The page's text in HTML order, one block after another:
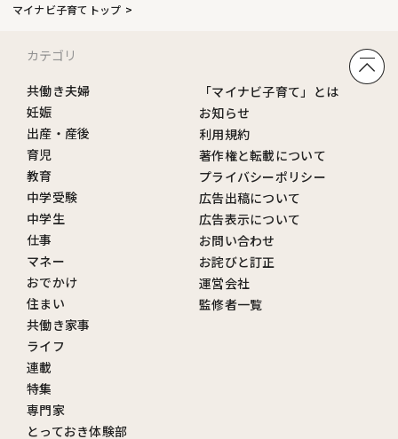
マイナビ子育てトップ
カテゴリ
共働き夫婦
妊娠
出産・産後
育児
教育
中学受験
中学生
仕事
マネー
おでかけ
住まい
共働き家事
ライフ
連載
特集
専門家
とっておき体験部
「マイナビ子育て」とは
お知らせ
利用規約
著作権と転載について
プライバシーポリシー
広告出稿について
広告表示について
お問い合わせ
お詫びと訂正
運営会社
監修者一覧